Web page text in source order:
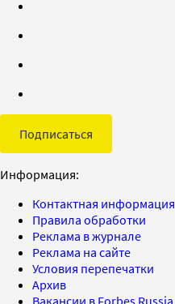
Подписаться
Информация:
Контактная информация
Правила обработки
Реклама в журнале
Реклама на сайте
Условия перепечатки
Архив
Вакансии в Forbes Russia